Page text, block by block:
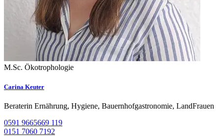
M.Sc. Ökotrophologie
Carina Keuter
Beraterin Ernährung, Hygiene, Bauernhofgastronomie, LandFrauen
0591 9665669 119
0151 7060 7192